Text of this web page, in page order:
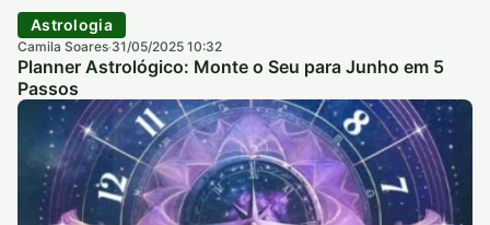
Astrologia
Camila Soares·31/05/2025 10:32
Planner Astrológico: Monte o Seu para Junho em 5
Passos